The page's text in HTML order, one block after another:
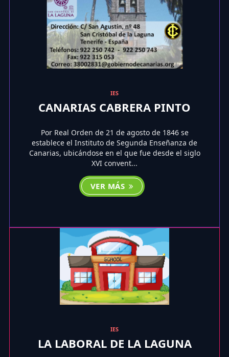
IES
CANARIAS CABRERA PINTO
Por Real Orden de 21 de agosto de 1846 se
establece el Instituto de Segunda Enseñanza de
Canarias, ubicándose en el que fue desde el siglo
XVI convent...
VER MÁS
IES
LA LABORAL DE LA LAGUNA